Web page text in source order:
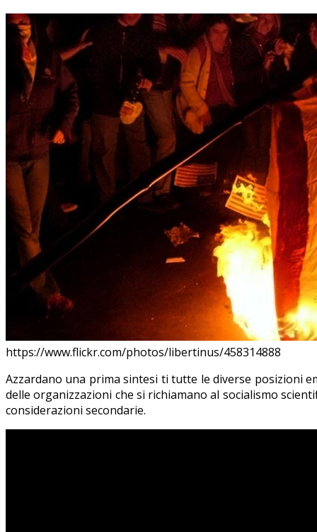
https://www.flickr.com/photos/libertinus/458314888
Azzardano una prima sintesi ti tutte le diverse posizioni
delle organizzazioni che si richiamano al socialismo
considerazioni secondarie.